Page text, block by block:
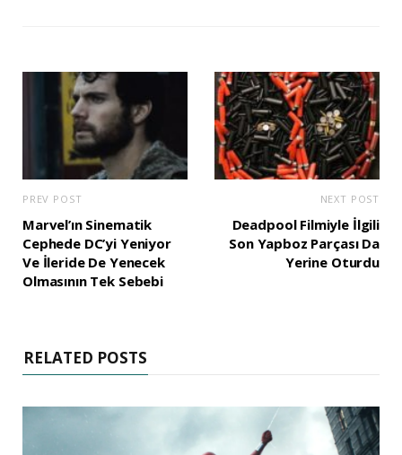
PREV POST
Marvel’ın Sinematik
Cephede DC’yi Yeniyor
Ve İleride De Yenecek
Olmasının Tek Sebebi
NEXT POST
Deadpool Filmiyle İlgili
Son Yapboz Parçası Da
Yerine Oturdu
RELATED POSTS